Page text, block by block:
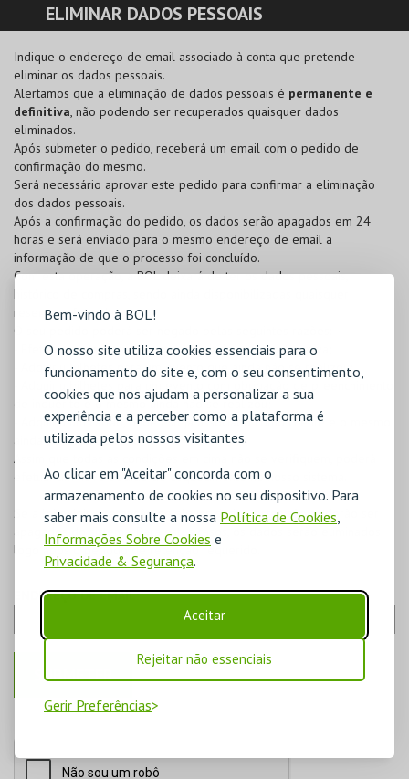
Bem-vindo à BOL!
O nosso site utiliza cookies essenciais para o
funcionamento do site e, com o seu consentimento,
cookies que nos ajudam a personalizar a sua
experiência e a perceber como a plataforma é
utilizada pelos nossos visitantes.
Ao clicar em "Aceitar" concorda com o
armazenamento de cookies no seu dispositivo. Para
saber mais consulte a nossa Política de Cookies,
Informações Sobre Cookies e
Privacidade & Segurança.
Aceitar
Rejeitar não essenciais
Gerir Preferências
ELIMINAR DADOS PESSOAIS
Indique o endereço de email associado à conta que pretende
eliminar os dados pessoais.
Alertamos que a eliminação de dados pessoais é permanente e
definitiva, não podendo ser recuperados quaisquer dados
eliminados.
Após submeter o pedido, receberá um email com o pedido de
confirmação do mesmo.
Será necessário aprovar este pedido para confirmar a eliminação
dos dados pessoais.
Após a confirmação do pedido, os dados serão apagados em 24
horas e será enviado para o mesmo endereço de email a
informação de que o processo foi concluído.
Com esta operação, a BOL deixará de ter os dados pessoais,
histórico de compras, sendo ainda disponibilizadas quaisquer
reservas efetuadas.
- Efetuou uma reserva e a mesma ainda se encontra ativa;
- Adquiriu bilhetes para um evento que ainda não se realizou;
- Adquiriu bilhetes para um evento com obrigação de preenchimento
de inquérito e o mesmo ainda não se realizou;
- Adquiriu um cartão, onde esteja associado como cliente e o mesmo
ainda se encontra ativo.
Assim que todas as condições em cima não se verifiquem, poderá
efetuar um novo pedido de esquecimento no nosso sistema.
Se a lei exigir a retenção de alguns dados, estes não poderão ser
apagados do sistema. Para estes casos, os dados serão eliminados
logo após o período de retenção requerido.
ENDEREÇO DE EMAIL: